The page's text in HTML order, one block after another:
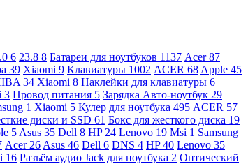
6 23.8 8 Батареи для ноутбуков 1137 Acer87
39 Xiaomi 9 Клавиатуры 1002 ACER 68 Apple 45
34 Xiaomi 8 Наклейки для клавиатуры 6
3 Провод питания 5 Зарядка Авто-ноутбук 29
1 Xiaomi 5 Кулер для ноутбука 495 ACER 57
диски и SSD 61 Бокс для жесткого диска 19
5 Asus 35 Dell 8 HP 24 Lenovo 19 Msi 1 Samsung
Acer 26 Asus 46 Dell 6 DNS 4 HP40 Lenovo 35
16 Разъём аудио Jack для ноутбука 2 Оптический